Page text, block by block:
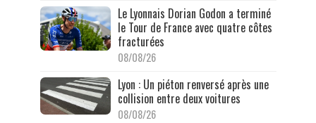
Le Lyonnais Dorian Godon a terminé
le Tour de France avec quatre côtes
fracturées
08/08/26
Lyon : Un piéton renversé après une
collision entre deux voitures
08/08/26